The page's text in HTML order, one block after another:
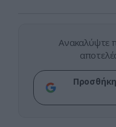
Ανακαλύψτε